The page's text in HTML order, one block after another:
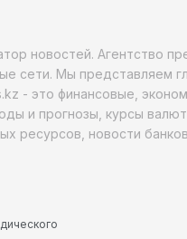
новостей. Агентство
сети. Мы представляем
- это финансовые,
и прогнозы, курсы
ресурсов, новости